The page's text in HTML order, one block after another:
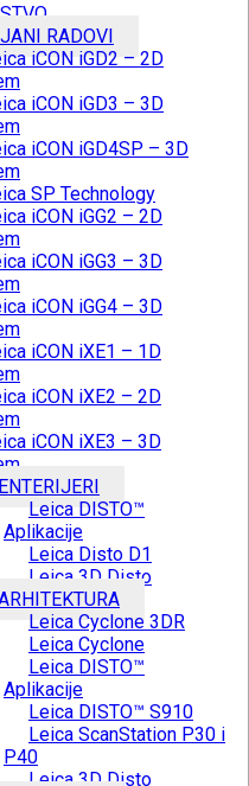
RADOVI
iCON iGD2 – 2D
iCON iGD3 – 3D
iCON iGD4SP – 3D
SP Technology
iCON iGG2 – 2D
iCON iGG3 – 3D
iCON iGG4 – 3D
iCON iXE1 – 1D
iCON iXE2 – 2D
iCON iXE3 – 3D
ENTERIJERI
Leica DISTO™
Aplikacije
Leica Disto D1
Leica 3D Disto
Leica Cyclone 3DR
Leica Cyclone
Leica DISTO™
Aplikacije
Leica DISTO™ S910
Leica ScanStation P30 i
P40
Leica 3D Disto